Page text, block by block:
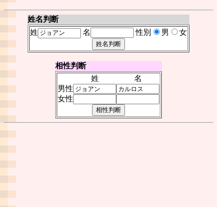
姓名判断
姓
名 性別 男 女
相性判断
姓
名
男性
女性